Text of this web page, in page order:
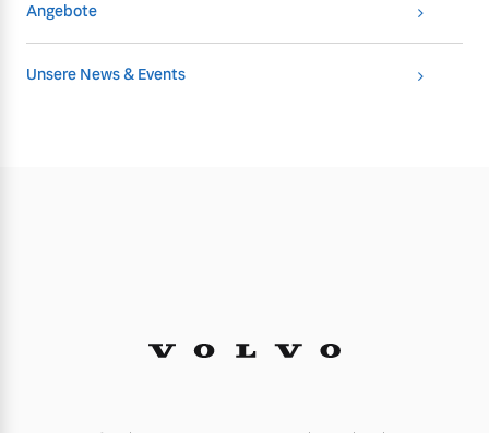
Angebote
Unsere News & Events